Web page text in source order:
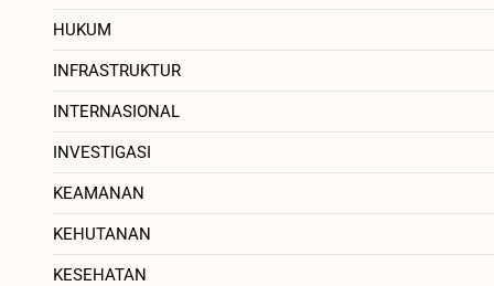
HUKUM
INFRASTRUKTUR
INTERNASIONAL
INVESTIGASI
KEAMANAN
KEHUTANAN
KESEHATAN